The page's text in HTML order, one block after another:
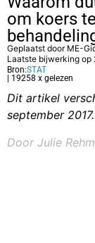
om koers
Geplaatst door ME-
Laatste bijwerking op
Bron:STAT
| 19258 x gelezen
Dit artikel
september 2017.
Door Julie